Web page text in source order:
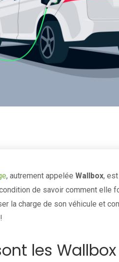
, autrement appelée Wallbox,
condition de savoir comment
la charge de son véhicule et
les